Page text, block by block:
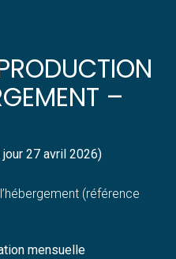
–
27 avril 2026)
(référence
mensuelle